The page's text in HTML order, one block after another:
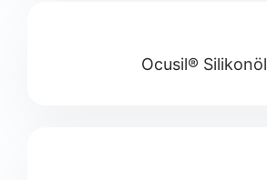
Ocusil® Silikonöl